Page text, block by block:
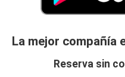
La mejor compañía
Reserva sin